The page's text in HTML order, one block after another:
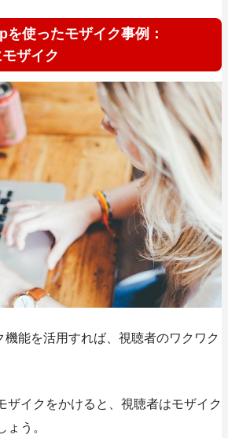
使ったモザイク事例：
ザイク
機能を活用すれば、視聴者のワクワク
ザイクをかけると、視聴者はモザイク
う。